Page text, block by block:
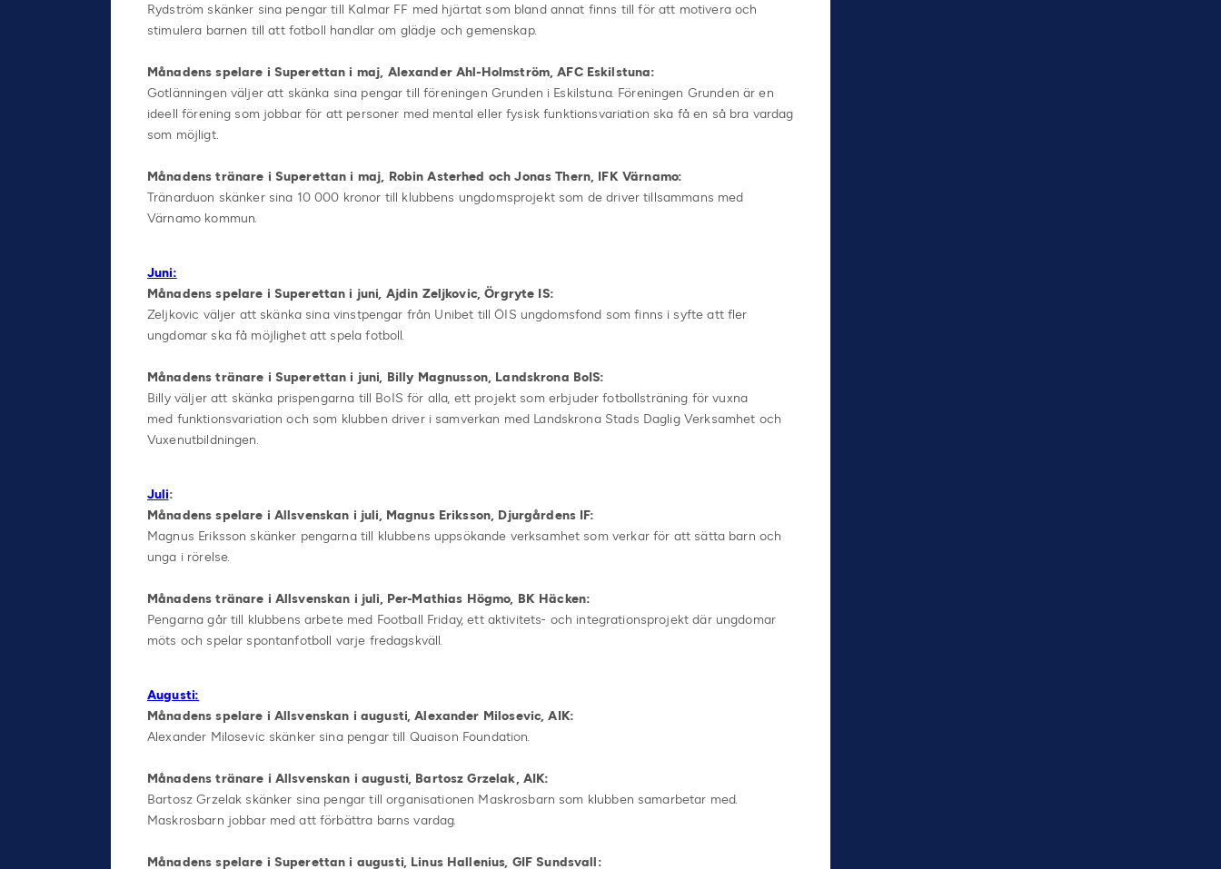
Rydström skänker sina pengar till Kalmar FF med hjärtat som bland annat finns till för att motivera och
stimulera barnen till att fotboll handlar om glädje och gemenskap.
Månadens spelare i Superettan i maj, Alexander Ahl-Holmström, AFC Eskilstuna:
Gotlänningen väljer att skänka sina pengar till föreningen Grunden i Eskilstuna. Föreningen Grunden är en
ideell förening som jobbar för att personer med mental eller fysisk funktionsvariation ska få en så bra vardag
som möjligt.
Månadens tränare i Superettan i maj, Robin Asterhed och Jonas Thern, IFK Värnamo:
Tränarduon skänker sina 10 000 kronor till klubbens ungdomsprojekt som de driver tillsammans med
Värnamo kommun.
Juni:
Månadens spelare i Superettan i juni, Ajdin Zeljkovic, Örgryte IS:
Zeljkovic väljer att skänka sina vinstpengar från Unibet till ÖIS ungdomsfond som finns i syfte att fler
ungdomar ska få möjlighet att spela fotboll.
Månadens tränare i Superettan i juni, Billy Magnusson, Landskrona BoIS:
Billy väljer att skänka prispengarna till BoIS för alla, ett projekt som erbjuder fotbollsträning för vuxna
med funktionsvariation och som klubben driver i samverkan med Landskrona Stads Daglig Verksamhet och
Vuxenutbildningen.
Juli:
Månadens spelare i Allsvenskan i juli, Magnus Eriksson, Djurgårdens IF:
Magnus Eriksson skänker pengarna till klubbens uppsökande verksamhet som verkar för att sätta barn och
unga i rörelse.
Månadens tränare i Allsvenskan i juli, Per-Mathias Högmo, BK Häcken:
Pengarna går till klubbens arbete med Football Friday, ett aktivitets- och integrationsprojekt där ungdomar
möts och spelar spontanfotboll varje fredagskväll.
Augusti:
Månadens spelare i Allsvenskan i augusti, Alexander Milosevic, AIK:
Alexander Milosevic skänker sina pengar till Quaison Foundation.
Månadens tränare i Allsvenskan i augusti, Bartosz Grzelak, AIK:
Bartosz Grzelak skänker sina pengar till organisationen Maskrosbarn som klubben samarbetar med.
Maskrosbarn jobbar med att förbättra barns vardag.
Månadens spelare i Superettan i augusti, Linus Hallenius, GIF Sundsvall: